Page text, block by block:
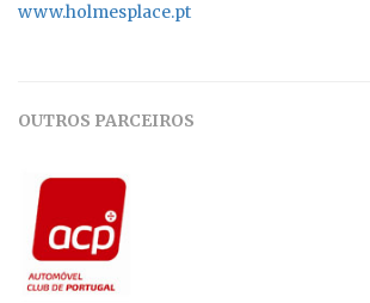
www.holmesplace.pt
OUTROS PARCEIROS